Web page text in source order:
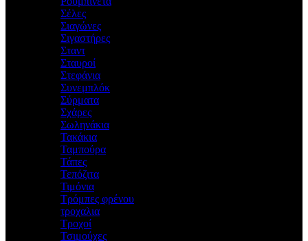
Σέλες
Σιαγώνες
Σιγαστήρες
Σταντ
Σταυροί
Στεφάνια
Συνεμπλόκ
Σύρματα
Σχάρες
Σωληνάκια
Τακάκια
Ταμπούρα
Τάπες
Τεπόζιτα
Τιμόνια
Τρόμπες φρένου
τροχαλια
Τροχοί
Τσιμούχες